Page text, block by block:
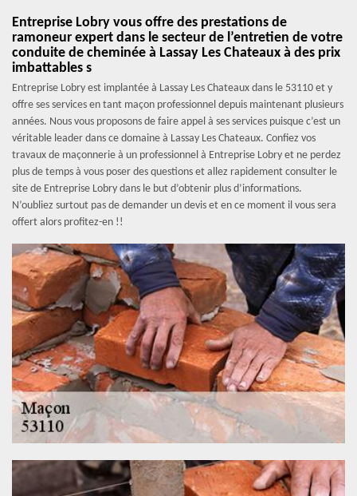
Entreprise Lobry vous offre des prestations de
ramoneur expert dans le secteur de l’entretien de votre
conduite de cheminée à Lassay Les Chateaux à des prix
imbattables s
Entreprise Lobry est implantée à Lassay Les Chateaux dans le 53110 et y
offre ses services en tant maçon professionnel depuis maintenant plusieurs
années. Nous vous proposons de faire appel à ses services puisque c’est un
véritable leader dans ce domaine à Lassay Les Chateaux. Confiez vos
travaux de maçonnerie à un professionnel à Entreprise Lobry et ne perdez
plus de temps à vous poser des questions et allez rapidement consulter le
site de Entreprise Lobry dans le but d’obtenir plus d’informations.
N’oubliez surtout pas de demander un devis et en ce moment il vous sera
offert alors profitez-en !!